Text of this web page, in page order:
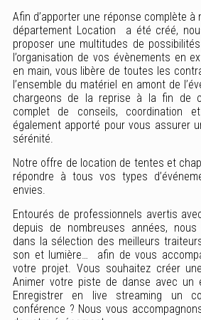
Afin d’apporter une réponse complète à
département Location a été créé,
proposer une multitudes de
l’organisation de vos évènements en
en main, vous libère de toutes les
l’ensemble du matériel en amont de
chargeons de la reprise à la fin de
complet de conseils, coordination
également apporté pour vous assurer
sérénité.
Notre offre de location de tentes et
répondre à tous vos types
envies.
Entourés de professionnels avertis
depuis de nombreuses années,
dans la sélection des meilleurs
son et lumière… afin de vous
votre projet. Vous souhaitez créer
Animer votre piste de danse avec un
Enregistrer en live streaming un
conférence ? Nous vous